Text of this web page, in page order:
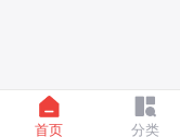
首页 分类